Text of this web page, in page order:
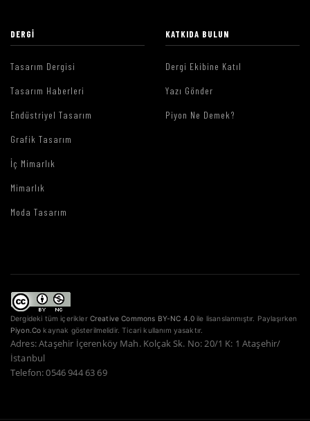
DERGI
Tasarım Dergisi
Tasarım Haberleri
Endüstriyel Tasarım
Grafik Tasarım
İç Mimarlık
Mimarlık
Moda Tasarım
KATKIDA BULUN
Dergi Ekibine Katıl
Yazı Gönder
Piyon Ne Demek?
Dergideki tüm içerikler Creative Commons BY-NC 4.0 ile lisanslanmıştır. Paylaşırken
Piyon.Co kaynak gösterilmelidir. Ticari kullanım yasaktır.
Adres: Ataşehir İçerenköy Mah. Kolçak Sk. No: 20/1 K: 1 Ataşehir/
İstanbul
Telefon: 0546 944 63 69